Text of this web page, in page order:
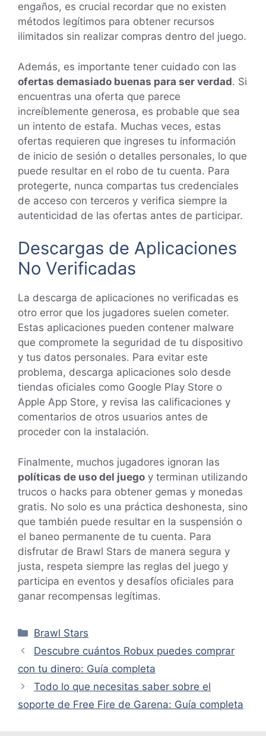
engaños, es crucial recordar que no existen
métodos legítimos para obtener recursos
ilimitados sin realizar compras dentro del juego.
Además, es importante tener cuidado con las
ofertas demasiado buenas para ser verdad. Si
encuentras una oferta que parece
increíblemente generosa, es probable que sea
un intento de estafa. Muchas veces, estas
ofertas requieren que ingreses tu información
de inicio de sesión o detalles personales, lo que
puede resultar en el robo de tu cuenta. Para
protegerte, nunca compartas tus credenciales
de acceso con terceros y verifica siempre la
autenticidad de las ofertas antes de participar.
Descargas de Aplicaciones
No Verificadas
La descarga de aplicaciones no verificadas es
otro error que los jugadores suelen cometer.
Estas aplicaciones pueden contener malware
que compromete la seguridad de tu dispositivo
y tus datos personales. Para evitar este
problema, descarga aplicaciones solo desde
tiendas oficiales como Google Play Store o
Apple App Store, y revisa las calificaciones y
comentarios de otros usuarios antes de
proceder con la instalación.
Finalmente, muchos jugadores ignoran las
políticas de uso del juego y terminan utilizando
trucos o hacks para obtener gemas y monedas
gratis. No solo es una práctica deshonesta, sino
que también puede resultar en la suspensión o
el baneo permanente de tu cuenta. Para
disfrutar de Brawl Stars de manera segura y
justa, respeta siempre las reglas del juego y
participa en eventos y desafíos oficiales para
ganar recompensas legítimas.
Categorías
Brawl Stars
Descubre cuántos Robux puedes comprar
con tu dinero: Guía completa
Todo lo que necesitas saber sobre el
soporte de Free Fire de Garena: Guía completa